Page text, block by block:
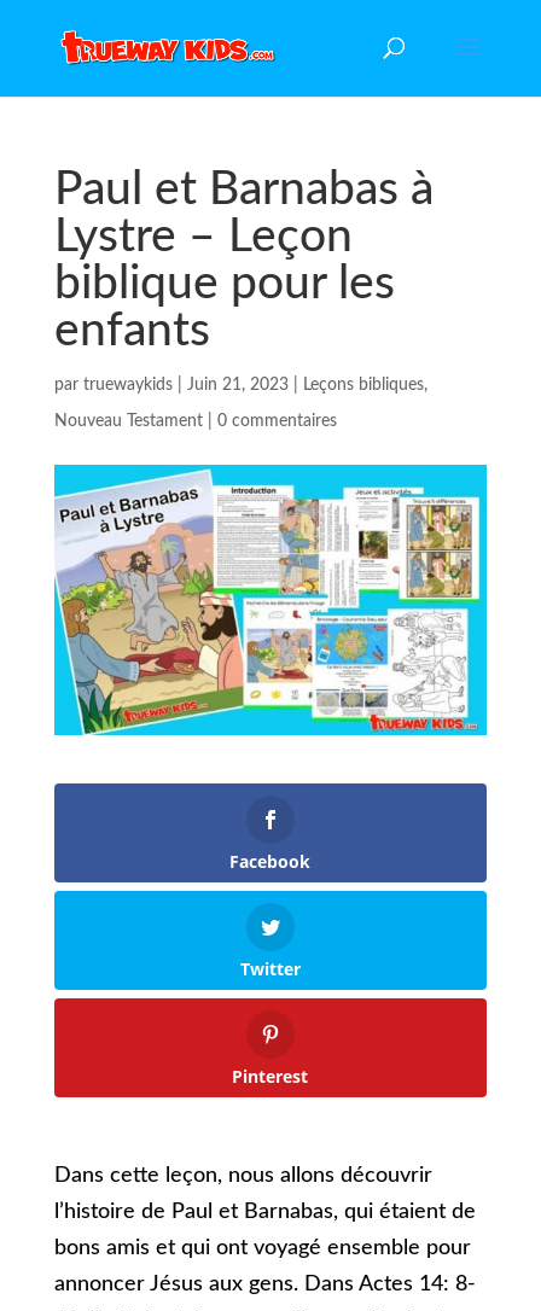
Paul et Barnabas à
Lystre – Leçon
biblique pour les
enfants
par truewaykids| Juin 21, 2023| Leçons bibliques,
Nouveau Testament| 0 commentaires
Facebook
Twitter
Pinterest
Dans cette leçon, nous allons découvrir
l’histoire de Paul et Barnabas, qui étaient de
bons amis et qui ont voyagé ensemble pour
annoncer Jésus aux gens. Dans Actes 14: 8-